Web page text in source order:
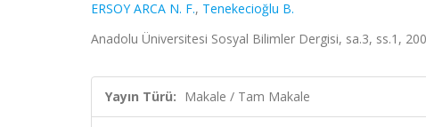
ERSOY ARCA N. F., Tenekecioğlu B.
Anadolu Üniversitesi Sosyal Bilimler Dergisi, sa.3, ss.1,
Yayın Türü: Makale / Tam Makale